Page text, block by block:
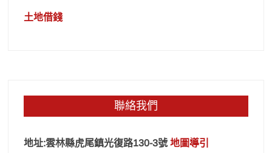
土地借錢
聯絡我們
地址:雲林縣虎尾鎮光復路130-3號地圖導引